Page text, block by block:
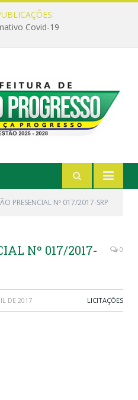
Covid-19
PRESENCIAL Nº 017/2017-SRP
Nº 017/2017-
0
DE 2017 LICITAÇÕES